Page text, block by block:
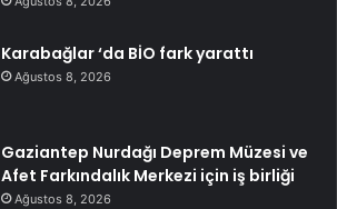
Karabağlar ‘da BİO fark yarattı
Ağustos 8, 2026
Gaziantep Nurdağı Deprem Müzesi ve
Afet Farkındalık Merkezi için iş birliği
Ağustos 8, 2026